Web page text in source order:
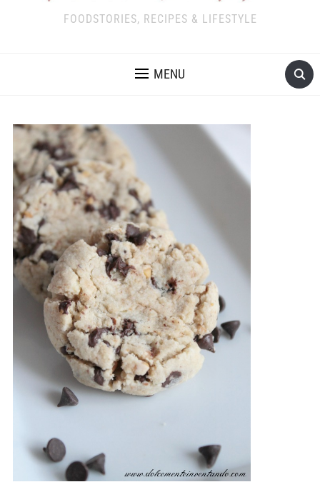
FOODSTORIES, RECIPES & LIFESTYLE
MENU